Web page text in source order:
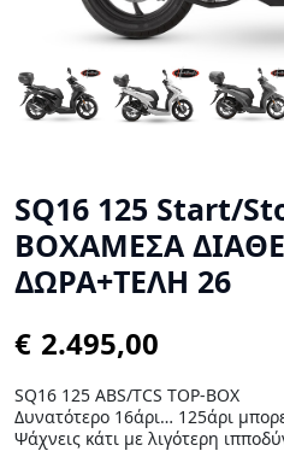
SQ16 125 Start/
BOXΑΜΕΣΑ
ΔΩΡΑ+ΤΕΛΗ 26
€
SQ16 125 ABS/TCS TOP-BOX
Δυνατότερο 16άρι… 125άρι
Ψάχνεις κάτι με λιγότερη